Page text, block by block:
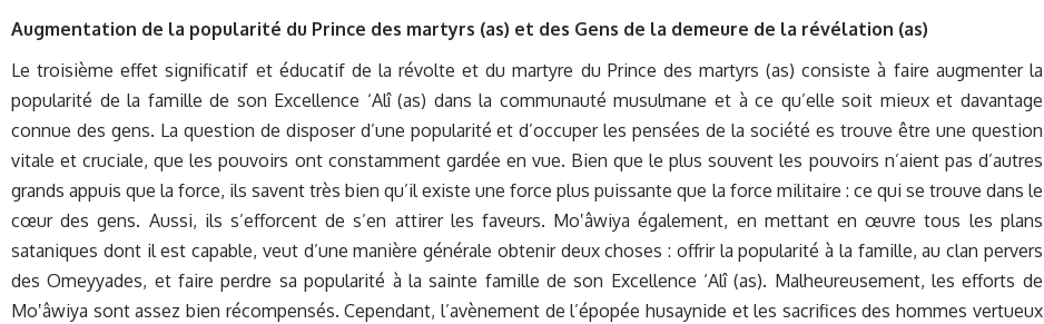
Augmentation de la popularité du Prince des martyrs (as) et des Gens de la demeure de la révélation (as)
Le troisième effet significatif et éducatif de la révolte et du martyre du Prince des martyrs (as) consiste à faire augmenter la
popularité de la famille de son Excellence ‘Alî (as) dans la communauté musulmane et à ce qu’elle soit mieux et davantage
connue des gens. La question de disposer d’une popularité et d’occuper les pensées de la société es trouve être une question
vitale et cruciale, que les pouvoirs ont constamment gardée en vue. Bien que le plus souvent les pouvoirs n’aient pas d’autres
grands appuis que la force, ils savent très bien qu’il existe une force plus puissante que la force militaire : ce qui se trouve dans le
cœur des gens. Aussi, ils s’efforcent de s’en attirer les faveurs. Mo‛âwiya également, en mettant en œuvre tous les plans
sataniques dont il est capable, veut d’une manière générale obtenir deux choses : offrir la popularité à la famille, au clan pervers
des Omeyyades, et faire perdre sa popularité à la sainte famille de son Excellence ‘Alî (as). Malheureusement, les efforts de
Mo‛âwiya sont assez bien récompensés. Cependant, l’avènement de l’épopée husaynide et les sacrifices des hommes vertueux